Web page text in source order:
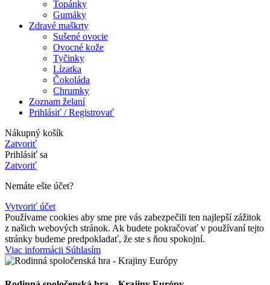
Topánky
Gumáky
Zdravé maškrty
Sušené ovocie
Ovocné kože
Tyčinky
Lízatka
Čokoláda
Chrumky
Zoznam želaní
Prihlásiť / Registrovať
Nákupný košík
Zatvoriť
Prihlásiť sa
Zatvoriť
Nemáte ešte účet?
Vytvoriť účet
Používame cookies aby sme pre vás zabezpečili ten najlepší zážitok
z našich webových stránok. Ak budete pokračovať v používaní tejto
stránky budeme predpokladať, že ste s ňou spokojní.
Viac informácii Viac
informácii
Súhlasím